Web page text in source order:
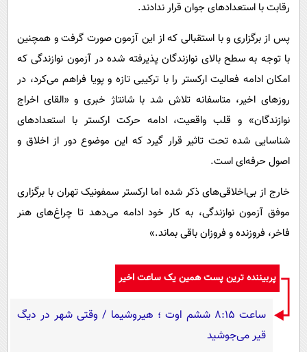
رقابت با استعدادهای جوان قرار ندادند.
پس از برگزاری و با استقبالی که از این آزمون صورت گرفت و همچنین
با توجه به سطح بالای نوازندگان پذیرفته شده در آزمون نوازندگی که
امکان ادامه فعالیت ارکستر را با ترکیبی تازه و پویا فراهم می‌کرد، در
روزهای اخیر، متاسفانه تلاش شد با شانتاژ خبری و «القای اخراج
نوازندگان» و قلب واقعیت، ادامه حرکت ارکستر با استعدادهای
شناسایی شده تحت تاثیر قرار گیرد که این موضوع دور از اخلاق و
اصول حرفه‌ای است.
خارج از بی‌اخلاقی‌های ذکر شده اما ارکستر سمفونیک تهران با برگزاری
موفق آزمون نوازندگی، به کار خود ادامه می‌دهد تا چراغ‌های هنر
فاخر، فروزنده و فروزان باقی بماند.»
پربیننده ترین پست همین یک ساعت اخیر
ساعت ۸:۱۵ ششم اوت ؛ هیروشیما / وقتی شهر در دیگ
قیر می‌جوشید